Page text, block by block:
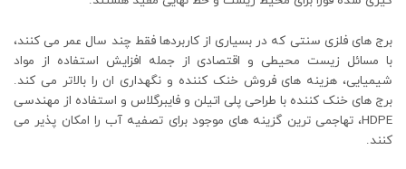
برج‌ های فلزی سنتی که در بسیاری از کاربردها فقط چند سال عمر می ‌کنند،
با مسائل زیست‌ محیطی و اقتصادی از جمله افزایش استفاده از مواد
شیمیایی، هزینه ‌های فروش خنک کننده و نگهداری ان را بالاتر می کند.
برج های خنک کننده با طراحی پلی اتیلن و فایبرگلاس و استفاده از مهندسی
HDPE، تهاجمی ترین گزینه های موجود برای تصفیه آب را امکان پذیر می
کنند.